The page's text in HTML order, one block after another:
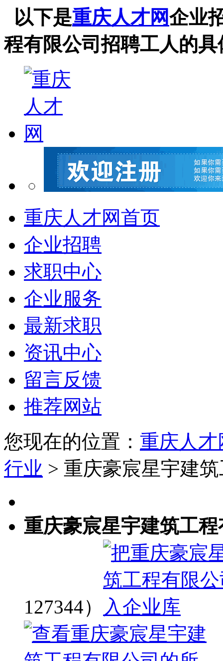
以下是重庆人才网企业
程有限公司招聘工人的
重庆人才网首页
企业招聘
求职中心
企业服务
最新求职
资讯中心
留言反馈
推荐网站
您现在的位置： 重庆人才
行业 > 重庆豪宸星宇建
重庆豪宸星宇建筑工
127344）